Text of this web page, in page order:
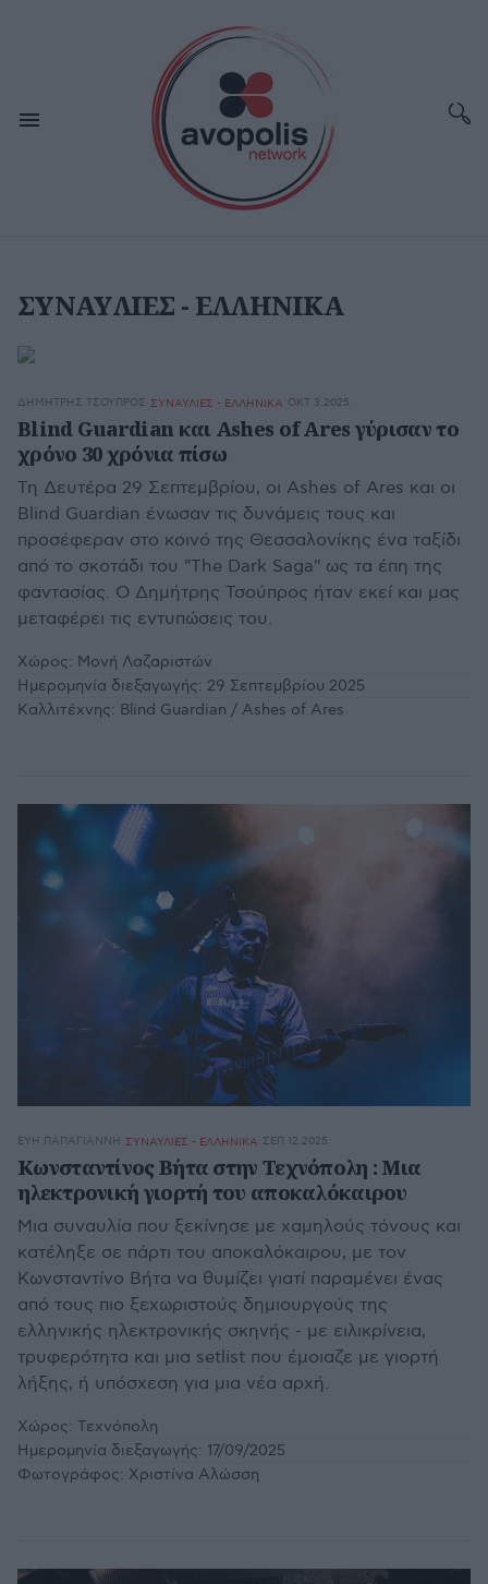
ΣΥΝΑΥΛΙΕΣ - ΕΛΛΗΝΙΚΑ
ΔΗΜΉΤΡΗΣ ΤΣΟΎΠΡΟΣ ΣΥΝΑΥΛΙΕΣ - ΕΛΛΗΝΙΚΑ ΟΚΤ 3,2025
Blind Guardian και Ashes of Ares γύρισαν το
χρόνο 30 χρόνια πίσω
Τη Δευτέρα 29 Σεπτεμβρίου, οι Ashes of Ares και οι
Blind Guardian ένωσαν τις δυνάμεις τους και
προσέφεραν στο κοινό της Θεσσαλονίκης ένα ταξίδι
από το σκοτάδι του "The Dark Saga" ως τα έπη της
φαντασίας. O Δημήτρης Τσούπρος ήταν εκεί και μας
μεταφέρει τις εντυπώσεις του.
Χώρος: Μονή Λαζαριστών
Ημερομηνία διεξαγωγής: 29 Σεπτεμβρίου 2025
Καλλιτέχνης: Blind Guardian / Ashes of Ares
ΕΎΗ ΠΑΠΑΓΙΆΝΝΗ ΣΥΝΑΥΛΙΕΣ - ΕΛΛΗΝΙΚΑ ΣΕΠ 12,2025
Κωνσταντίνος Βήτα στην Τεχνόπολη : Mια
ηλεκτρονική γιορτή του αποκαλόκαιρου
Μια συναυλία που ξεκίνησε με χαμηλούς τόνους και
κατέληξε σε πάρτι του αποκαλόκαιρου, με τον
Κωνσταντίνο Βήτα να θυμίζει γιατί παραμένει ένας
από τους πιο ξεχωριστούς δημιουργούς της
ελληνικής ηλεκτρονικής σκηνής - με ειλικρίνεια,
τρυφερότητα και μια setlist που έμοιαζε με γιορτή
λήξης, ή υπόσχεση για μια νέα αρχή.
Χώρος: Tεχνόπολη
Ημερομηνία διεξαγωγής: 17/09/2025
Φωτογράφος: Χριστίνα Αλώσση